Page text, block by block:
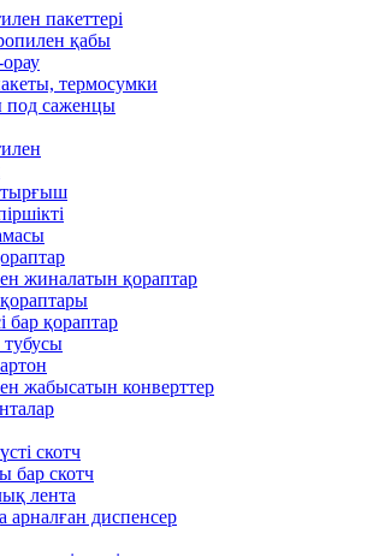
пакеттері
қабы
термосумки
под саженцы
жиналатын қораптар
бар қораптар
жабысатын конверттер
скотч
бар скотч
лента
арналған диспенсер